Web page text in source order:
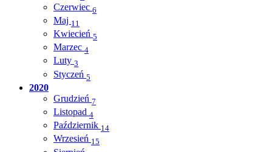
Czerwiec 6
Maj 11
Kwiecień 5
Marzec 4
Luty 3
Styczeń 5
2020
Grudzień 7
Listopad 4
Październik 14
Wrzesień 15